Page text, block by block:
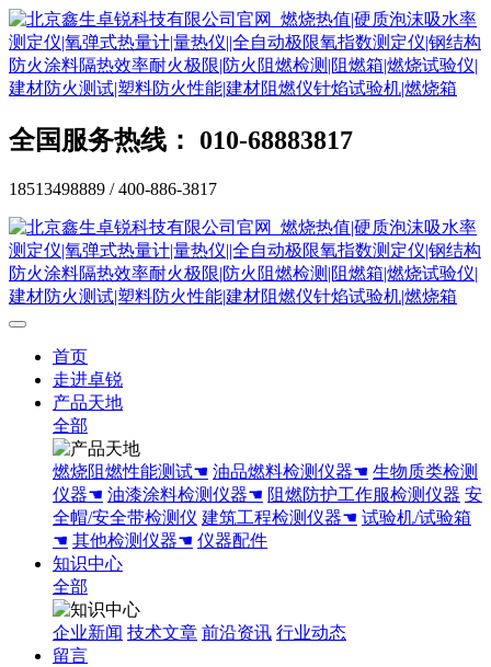
全国服务热线： 010-68883817
18513498889 / 400-886-3817
首页
走进卓锐
产品天地
全部
燃烧阻燃性能测试☚ 油品燃料检测仪器☚ 生物质类检测
仪器☚ 油漆涂料检测仪器☚ 阻燃防护工作服检测仪器 安
全帽/安全带检测仪 建筑工程检测仪器☚ 试验机/试验箱
☚ 其他检测仪器☚ 仪器配件
知识中心
全部
企业新闻 技术文章 前沿资讯 行业动态
留言